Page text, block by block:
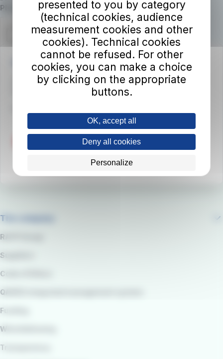
Required field
Please confirm you are not a robot.
Autolinee Toscane S.p.A.
Viale del Progresso n. 6
50032 Borgo San Lorenzo (FI)
The company
RATP Group
Suppliers
Code of Ethics
QARSS integrated management system
Funding
Whistleblowing
Transparency
presented to you by category
(technical cookies, audience
measurement cookies and other
cookies). Technical cookies
cannot be refused. For other
cookies, you can make a choice
by clicking on the appropriate
buttons.
OK, accept all
Deny all cookies
Personalize